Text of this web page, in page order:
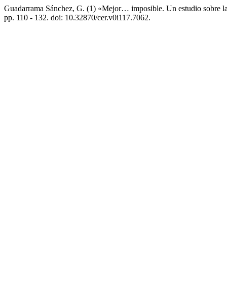
Guadarrama Sánchez, G. (1) «Mejor… imposible. Un estudio sobre
pp. 110 - 132. doi: 10.32870/cer.v0i117.7062.